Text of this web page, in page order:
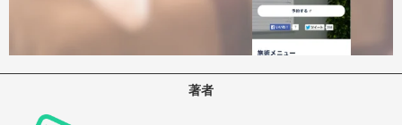
著者